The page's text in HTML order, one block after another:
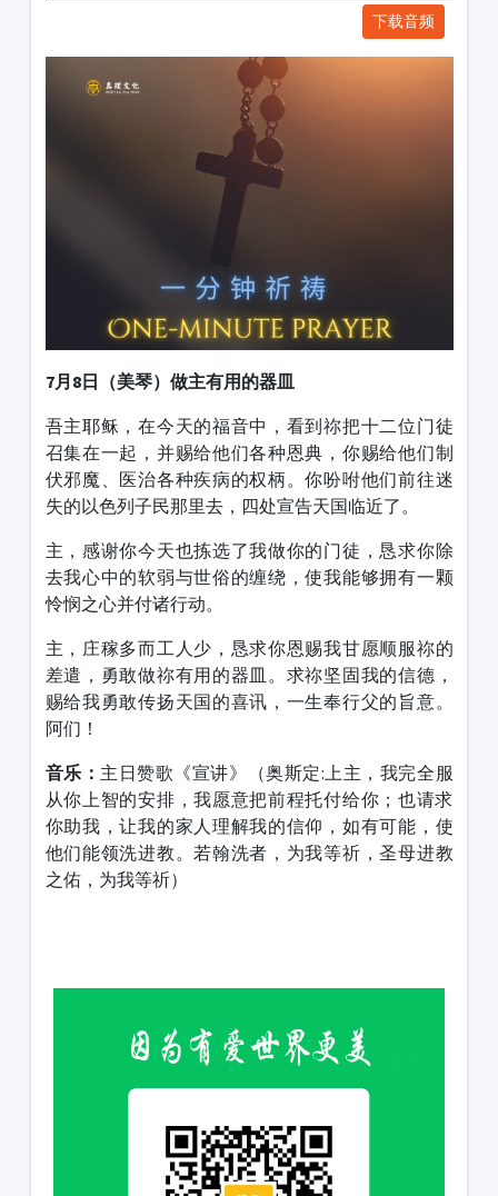
下载音频
7月8日（美琴）做主有用的器皿
吾主耶稣，在今天的福音中，看到祢把十二位门徒
召集在一起，并赐给他们各种恩典，你赐给他们制
伏邪魔、医治各种疾病的权柄。你吩咐他们前往迷
失的以色列子民那里去，四处宣告天国临近了。
主，感谢你今天也拣选了我做你的门徒，恳求你除
去我心中的软弱与世俗的缠绕，使我能够拥有一颗
怜悯之心并付诸行动。
主，庄稼多而工人少，恳求你恩赐我甘愿顺服祢的
差遣，勇敢做祢有用的器皿。求祢坚固我的信德，
赐给我勇敢传扬天国的喜讯，一生奉行父的旨意。
阿们！
音乐： 主日赞歌《宣讲》（奥斯定:上主，我完全服
从你上智的安排，我愿意把前程托付给你；也请求
你助我，让我的家人理解我的信仰，如有可能，使
他们能领洗进教。若翰洗者，为我等祈，圣母进教
之佑，为我等祈）